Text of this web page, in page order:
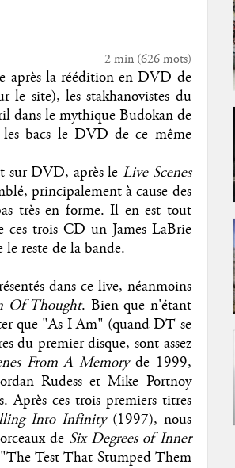
2 min(626mots)
après la réédition en DVD de
le site), les stakhanovistes du
dans le mythique Budokan de
bacs le DVD de ce même
sur DVD, après leLive Scenes
principalement à cause des
très en forme. Il en est tout
trois CD un James LaBrie
reste de la bande.
dans ce live, néanmoins
Of Thought. Bien que n'étant
que "As I Am" (quand DT se
du premier disque, sont assez
From A Memoryde 1999,
Rudess et Mike Portnoy
Après ces trois premiers titres
Into Infinity(1997), nous
de Six Degrees of Inner
Test That Stumped Them